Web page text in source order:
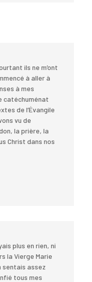
ils ne m’ont
à aller à
à mes
catéchuménat
de l’Évangile
vu de
la prière, la
Christ dans nos
plus en rien, ni
la Vierge Marie
sentais assez
tous mes